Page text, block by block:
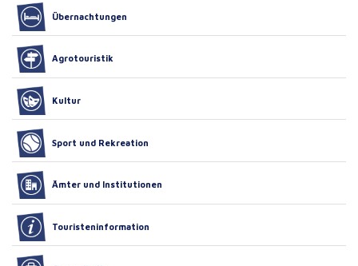
Übernachtungen
Agrotouristik
Kultur
Sport und Rekreation
Ämter und Institutionen
Touristeninformation